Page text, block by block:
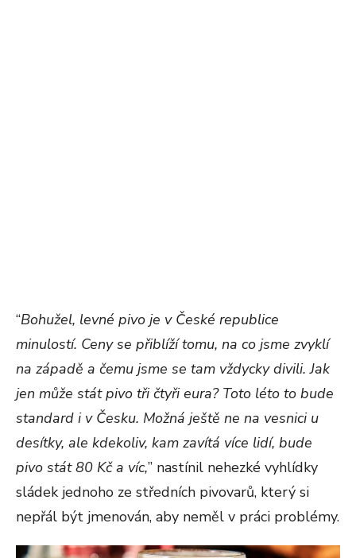
“Bohužel, levné pivo je v České republice
minulostí. Ceny se přiblíží tomu, na co jsme zvyklí
na západě a čemu jsme se tam vždycky divili. Jak
jen může stát pivo tři čtyři eura? Toto léto to bude
standard i v Česku. Možná ještě ne na vesnici u
desítky, ale kdekoliv, kam zavítá více lidí, bude
pivo stát 80 Kč a víc,” nastínil nehezké vyhlídky
sládek jednoho ze středních pivovarů, který si
nepřál být jmenován, aby neměl v práci problémy.